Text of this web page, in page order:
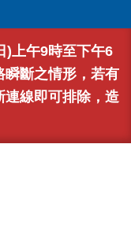
)上午9時至下午6
瞬斷之情形，若有
連線即可排除，造
8時30分至下午5時
30分至下午5時30分
最佳瀏覽畫面設定